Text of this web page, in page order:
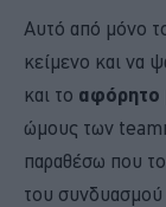
Αυτό από μόνο
κείμενο και να
και το αφόρητο
ώμους των
παραθέσω που
του